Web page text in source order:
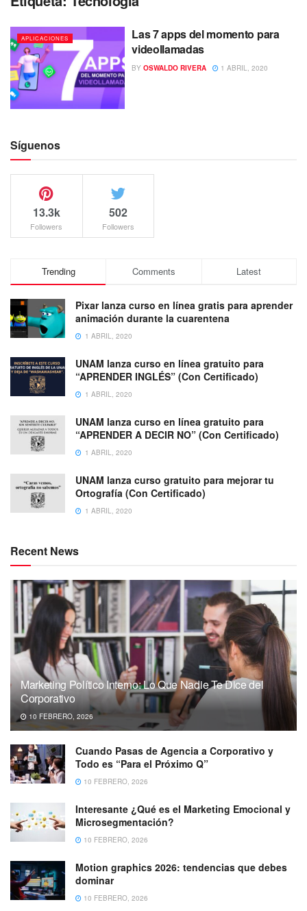
APLICACIONES
Las 7 apps del momento para
videollamadas
BY OSWALDO RIVERA 1 ABRIL, 2020
Síguenos
13.3k
Followers
502
Followers
Trending Comments Latest
Pixar lanza curso en línea gratis para aprender
animación durante la cuarentena
1 ABRIL, 2020
UNAM lanza curso en línea gratuito para
“APRENDER INGLÉS” (Con Certificado)
1 ABRIL, 2020
UNAM lanza curso en línea gratuito para
“APRENDER A DECIR NO” (Con Certificado)
1 ABRIL, 2020
UNAM lanza curso gratuito para mejorar tu
Ortografía (Con Certificado)
1 ABRIL, 2020
Recent News
Marketing Político Interno: Lo Que Nadie Te Dice del
Corporativo
10 FEBRERO, 2026
Cuando Pasas de Agencia a Corporativo y
Todo es “Para el Próximo Q”
10 FEBRERO, 2026
Interesante ¿Qué es el Marketing Emocional y
Microsegmentación?
10 FEBRERO, 2026
Motion graphics 2026: tendencias que debes
dominar
10 FEBRERO, 2026